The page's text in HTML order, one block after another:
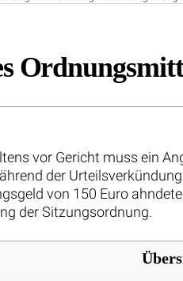
vor Gericht muss ein
der
von 150 Euro
der Sitzungsordnung.